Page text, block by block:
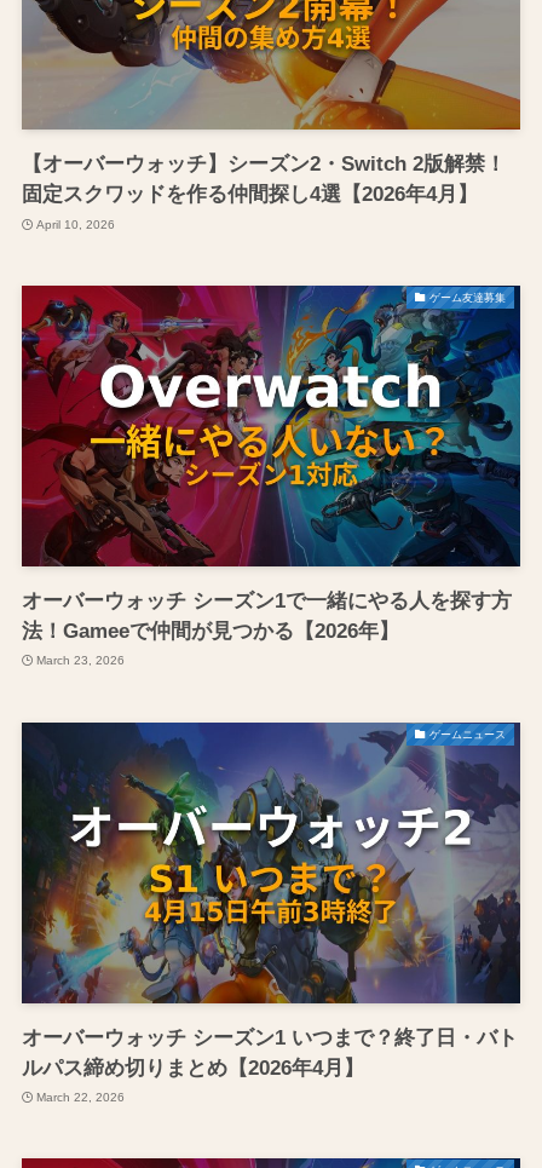
【オーバーウォッチ】シーズン2・Switch 2版解禁！
固定スクワッドを作る仲間探し4選【2026年4月】
April 10, 2026
ゲーム友達募集
オーバーウォッチ シーズン1で一緒にやる人を探す方
法！Gameeで仲間が見つかる【2026年】
March 23, 2026
ゲームニュース
オーバーウォッチ シーズン1 いつまで？終了日・バト
ルパス締め切りまとめ【2026年4月】
March 22, 2026